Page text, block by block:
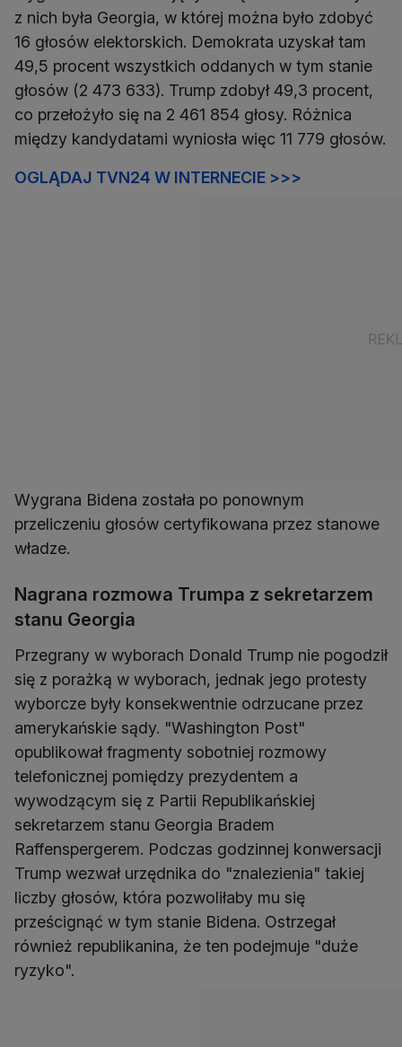
z nich była Georgia, w której można było zdobyć
16 głosów elektorskich. Demokrata uzyskał tam
49,5 procent wszystkich oddanych w tym stanie
głosów (2 473 633). Trump zdobył 49,3 procent,
co przełożyło się na 2 461 854 głosy. Różnica
między kandydatami wyniosła więc 11 779 głosów.
OGLĄDAJ TVN24 W INTERNECIE >>>
Wygrana Bidena została po ponownym
przeliczeniu głosów certyfikowana przez stanowe
władze.
Nagrana rozmowa Trumpa z sekretarzem
stanu Georgia
Przegrany w wyborach Donald Trump nie pogodził
się z porażką w wyborach, jednak jego protesty
wyborcze były konsekwentnie odrzucane przez
amerykańskie sądy. "Washington Post"
opublikował fragmenty sobotniej rozmowy
telefonicznej pomiędzy prezydentem a
wywodzącym się z Partii Republikańskiej
sekretarzem stanu Georgia Bradem
Raffenspergerem. Podczas godzinnej konwersacji
Trump wezwał urzędnika do "znalezienia" takiej
liczby głosów, która pozwoliłaby mu się
prześcignąć w tym stanie Bidena. Ostrzegał
również republikanina, że ten podejmuje "duże
ryzyko".